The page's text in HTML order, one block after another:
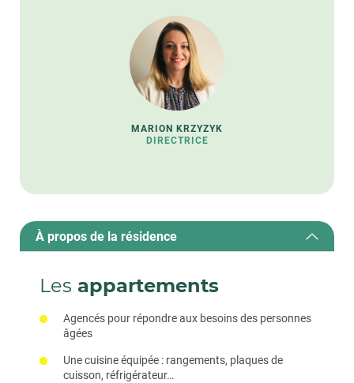
MARION KRZYZYK
DIRECTRICE
À propos de la résidence
Les appartements
Agencés pour répondre aux besoins des personnes
âgées
Une cuisine équipée : rangements, plaques de
cuisson, réfrigérateur…